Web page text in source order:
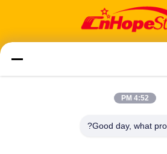
عنوان: 601-606، الطابق 6، المبنى E، حديقة يوانفين الصناعية، منطقة
86-13424296897
4:52 PM
Good day, what